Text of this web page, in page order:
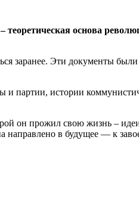
основа
заранее. Эти документы
и партии, истории
он прожил свою жизнь –
направлено в будущее — к